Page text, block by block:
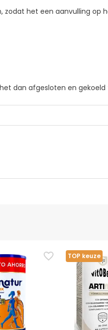
het een aanvulling op
dan afgesloten en
en vitamine D of als je in
te volgen en aan
TOP keuze